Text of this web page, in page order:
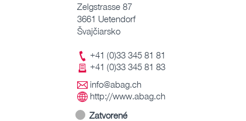
Zelgstrasse 87
3661 Uetendorf
Švajčiarsko
+41 (0)33 345 81 81
+41 (0)33 345 81 83
info@abag.ch
http://www.abag.ch
Zatvorené